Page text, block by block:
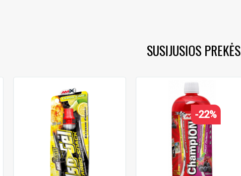
SUSIJUSIOS PREKĖS
-22%